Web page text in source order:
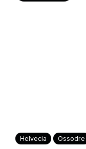
Helvecia Ossodre